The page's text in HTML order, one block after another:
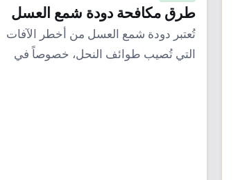
طرق مكافحة دودة شمع العسل
تُعتبر دودة شمع العسل من أخطر الآفات
التي تُصيب طوائف النحل، خصوصاً في